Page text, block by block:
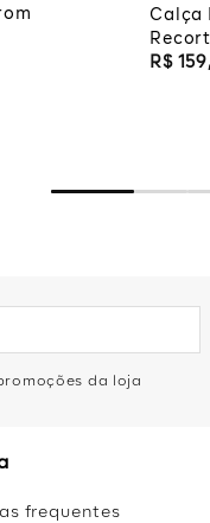
Calça
R$ 159,
da loja
frequentes